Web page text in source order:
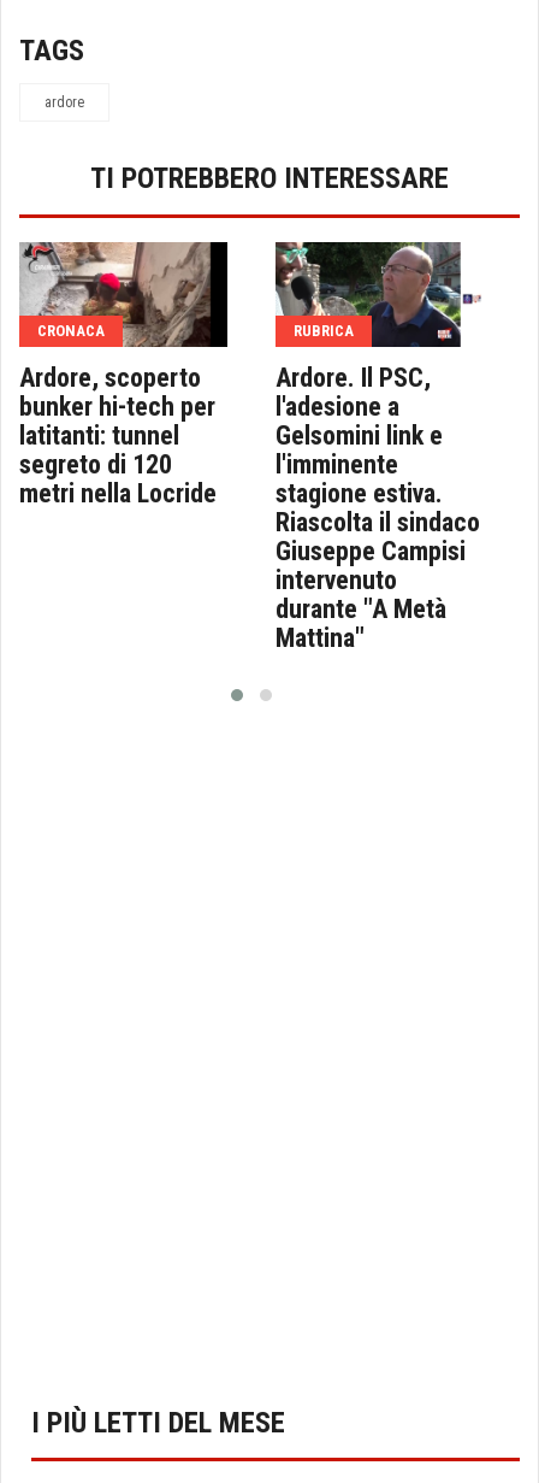
TAGS
ardore
TI POTREBBERO INTERESSARE
CRONACA
Ardore, scoperto
bunker hi-tech per
latitanti: tunnel
segreto di 120
metri nella Locride
RUBRICA
Ardore. Il PSC,
l'adesione a
Gelsomini link e
l'imminente
stagione estiva.
Riascolta il sindaco
Giuseppe Campisi
intervenuto
durante "A Metà
Mattina"
I PIÙ LETTI DEL MESE